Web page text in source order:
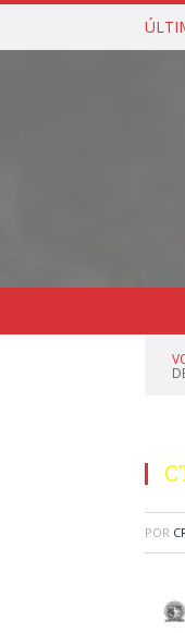
POR